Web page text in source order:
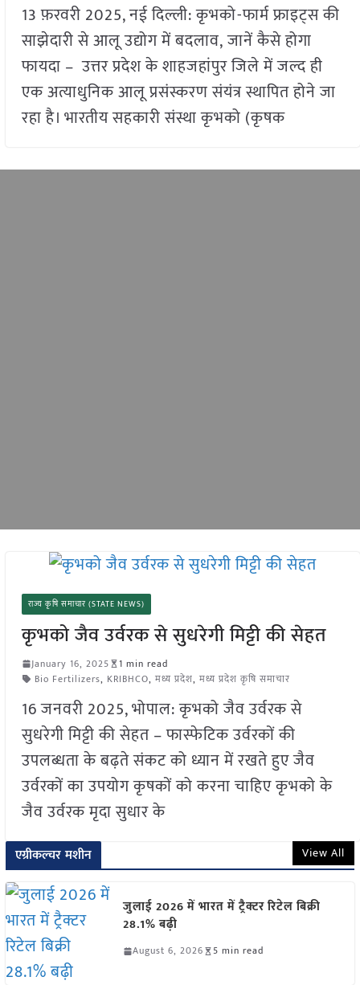
13 फ़रवरी 2025, नई दिल्ली: कृभको-फार्म फ्राइट्स की
साझेदारी से आलू उद्योग में बदलाव, जानें कैसे होगा
फायदा – उत्तर प्रदेश के शाहजहांपुर जिले में जल्द ही
एक अत्याधुनिक आलू प्रसंस्करण संयंत्र स्थापित होने जा
रहा है। भारतीय सहकारी संस्था कृभको (कृषक
राज्य कृषि समाचार (STATE NEWS)
कृभको जैव उर्वरक से सुधरेगी मिट्टी की सेहत
January 16, 2025
1 min read
Bio Fertilizers, KRIBHCO, मध्य प्रदेश, मध्य प्रदेश कृषि समाचार
16 जनवरी 2025, भोपाल: कृभको जैव उर्वरक से
सुधरेगी मिट्टी की सेहत – फास्फेटिक उर्वरकों की
उपलब्धता के बढ़ते संकट को ध्यान में रखते हुए जैव
उर्वरकों का उपयोग कृषकों को करना चाहिए कृभको के
जैव उर्वरक मृदा सुधार के
एग्रीकल्चर मशीन View All
जुलाई 2026 में भारत में ट्रैक्टर रिटेल बिक्री
28.1% बढ़ी
August 6, 2026 5 min read